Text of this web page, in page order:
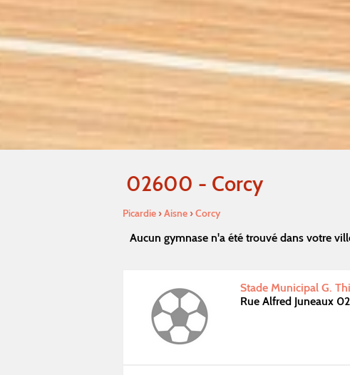
02600 - Corcy
Picardie›Aisne›Corcy
Aucun gymnase n'a été trouvé dans votre
Stade Municipal G.
Rue Alfred Juneaux